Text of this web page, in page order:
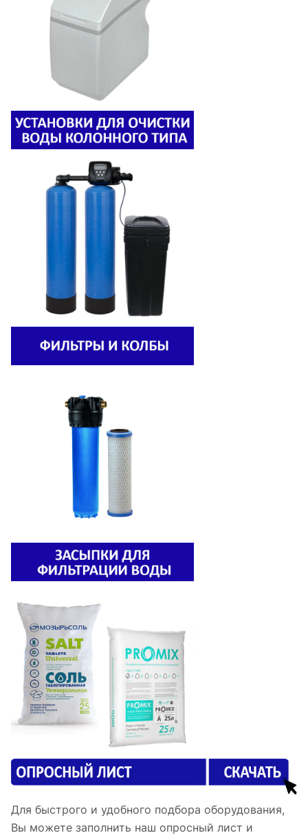
Для быстрого и удобного подбора оборудования,
Вы можете заполнить наш опросный лист и